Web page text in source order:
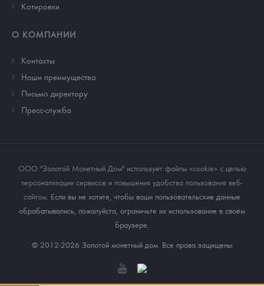
Котировки
О КОМПАНИИ
Контакты
Наши преимущества
Письмо директору
Пресс-служба
ООО "Золотой Монетный Дом" использует файлы «cookie» с целью
персонализации сервисов и повышения удобства пользования веб-
сайтом. Если вы не хотите, чтобы ваши пользовательские данные
обрабатывались, пожалуйста, ограничьте их использование в своём
браузере.
© 2012-2026 Золотой монетный дом. Все права защищены